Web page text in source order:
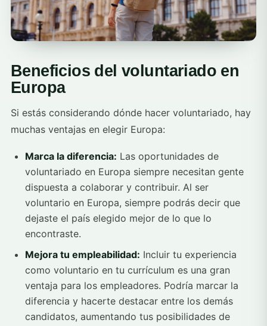
Beneficios del voluntariado en
Europa
Si estás considerando dónde hacer voluntariado, hay
muchas ventajas en elegir Europa:
Marca la diferencia: Las oportunidades de
voluntariado en Europa siempre necesitan gente
dispuesta a colaborar y contribuir. Al ser
voluntario en Europa, siempre podrás decir que
dejaste el país elegido mejor de lo que lo
encontraste.
Mejora tu empleabilidad: Incluir tu experiencia
como voluntario en tu currículum es una gran
ventaja para los empleadores. Podría marcar la
diferencia y hacerte destacar entre los demás
candidatos, aumentando tus posibilidades de